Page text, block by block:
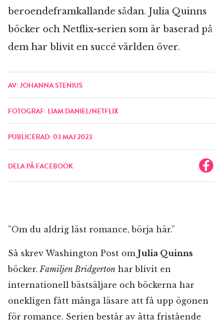
beroendeframkallande sådan. Julia Quinns
böcker och Netflix-serien som är baserad på
dem har blivit en succé världen över.
AV: JOHANNA STENIUS
FOTOGRAF: LIAM DANIEL/NETFLIX
PUBLICERAD: 03 MAJ 2023
DELA PÅ FACEBOOK
”Om du aldrig läst romance, börja här.”
Så skrev Washington Post om Julia Quinns
böcker. Familjen Bridgerton har blivit en
internationell bästsäljare och böckerna har
onekligen fått många läsare att få upp ögonen
för romance. Serien består av åtta fristående